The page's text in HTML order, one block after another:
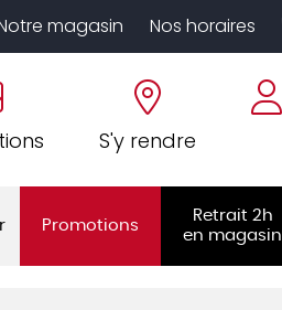
magasin Nos horaires
S'y rendre
Promotions
Retrait 2h
en magasin